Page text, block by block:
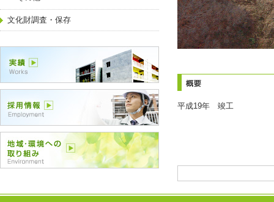
平成19年 竣工
文化財調査・保存